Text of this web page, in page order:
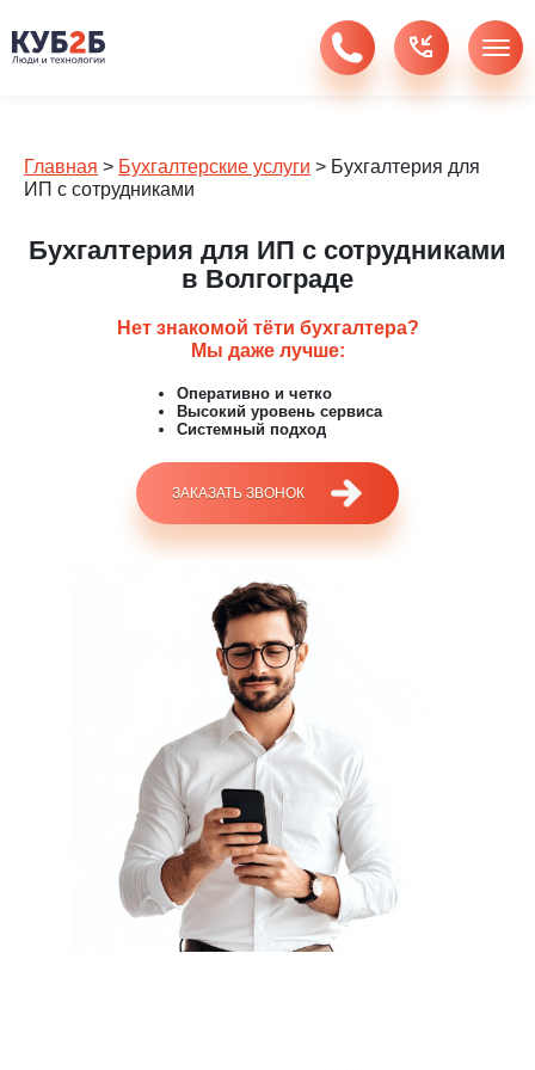
Главная > Бухгалтерские услуги > Бухгалтерия для
ИП с сотрудниками
Бухгалтерия для ИП с сотрудниками
в Волгограде
Нет знакомой тёти бухгалтера?
Мы даже лучше:
Оперативно и четко
Высокий уровень сервиса
Системный подход
ЗАКАЗАТЬ ЗВОНОК